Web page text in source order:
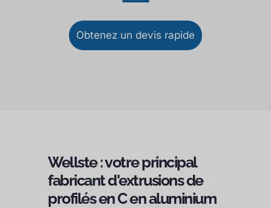
Obtenez un devis rapide
Wellste : votre principal
fabricant d'extrusions de
profilés en C en aluminium